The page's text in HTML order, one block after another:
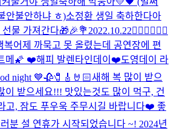
안불안하냐 ㅎ)소정환 생일 축하한다아
선물 가져간다🎁🎉💐 2022.10.22❤️‍🔥❤️‍🔥❤️‍🔥
복어제 까묵고 못 올렸는데 공연장에 편
메🌠 ❤️해피 발렌타인데이❤️도영데이 라
night 💙🥀🧷🎸🤘🏻새해 복 많이 받으
이 받으세요!!! 맛있는것도 많이 먹구, 건
고, 잠도 푸우욱 주무시길 바랍니다❤️ 좋
분 설 연휴가 시작되었습니다 ~! 2024년